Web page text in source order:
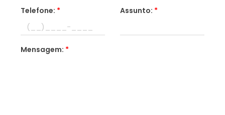
Telefone: * Assunto: *
Mensagem: *